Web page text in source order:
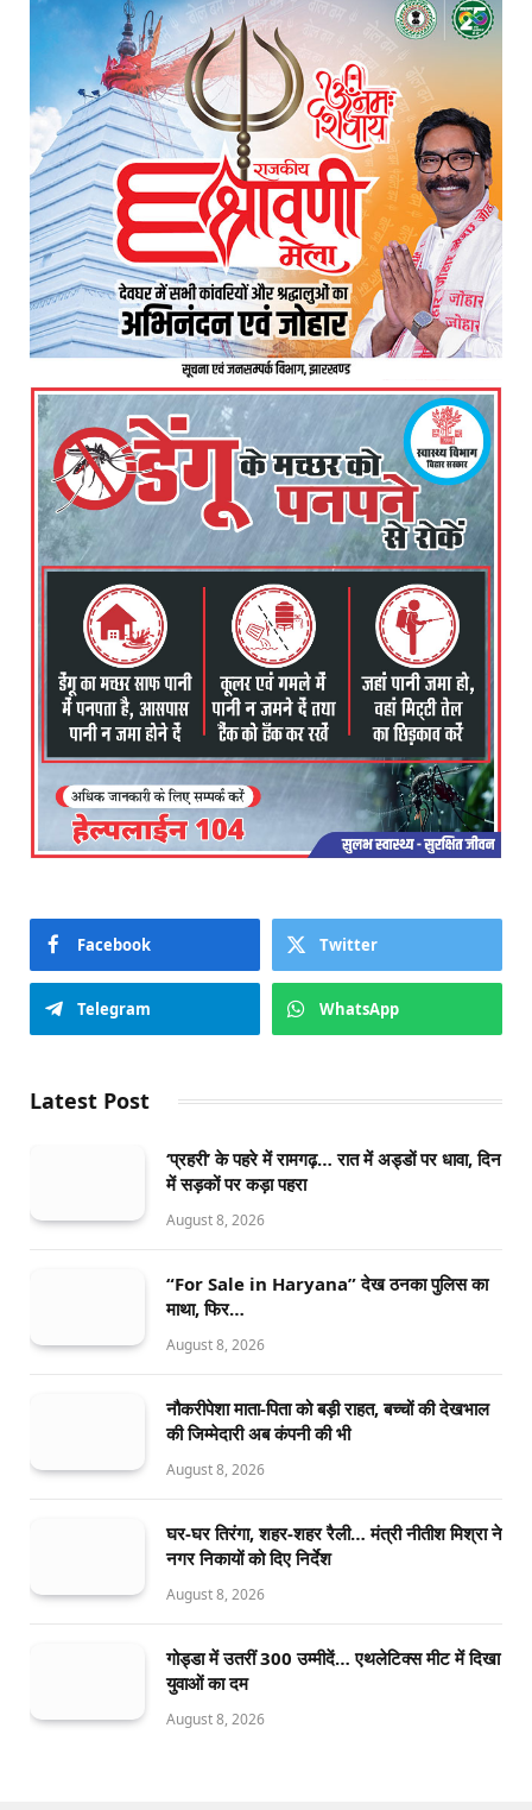
Facebook Twitter
Telegram WhatsApp
Latest Post
‘प्रहरी’ के पहरे में रामगढ़… रात में अड्डों पर धावा, दिन
में सड़कों पर कड़ा पहरा
August 8, 2026
“For Sale in Haryana” देख ठनका पुलिस का
माथा, फिर…
August 8, 2026
नौकरीपेशा माता-पिता को बड़ी राहत, बच्चों की देखभाल
की जिम्मेदारी अब कंपनी की भी
August 8, 2026
घर-घर तिरंगा, शहर-शहर रैली… मंत्री नीतीश मिश्रा ने
नगर निकायों को दिए निर्देश
August 8, 2026
गोड्डा में उतरीं 300 उम्मीदें… एथलेटिक्स मीट में दिखा
युवाओं का दम
August 8, 2026